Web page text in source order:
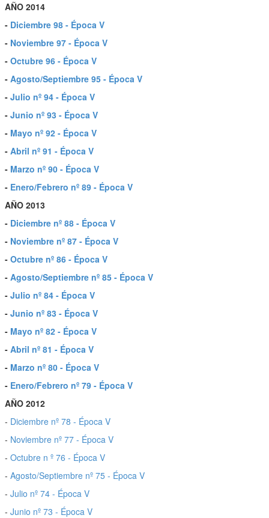
AÑO 2014
- Diciembre 98 - Época V
- Noviembre 97 - Época V
- Octubre 96 - Época V
- Agosto/Septiembre 95 - Época V
- Julio nº 94 - Época V
- Junio nº 93 - Época V
- Mayo nº 92 - Época V
- Abril nº 91 - Época V
- Marzo nº 90 - Época V
- Enero/Febrero nº 89 - Época V
AÑO 2013
- Diciembre nº 88 - Época V
- Noviembre nº 87 - Época V
- Octubre nº 86 - Época V
- Agosto/Septiembre nº 85 - Época V
- Julio nº 84 - Época V
- Junio nº 83 - Época V
- Mayo nº 82 - Época V
- Abril nº 81 - Época V
- Marzo nº 80 - Época V
- Enero/Febrero nº 79 - Época V
AÑO 2012
- Diciembre nº 78 - Época V
- Noviembre nº 77 - Época V
- Octubre n º 76 - Época V
- Agosto/Septiembre nº 75 - Época V
- Julio nº 74 - Época V
- Junio nº 73 - Época V